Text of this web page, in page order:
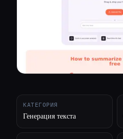
КАТЕГОРИЯ
Генерация текста